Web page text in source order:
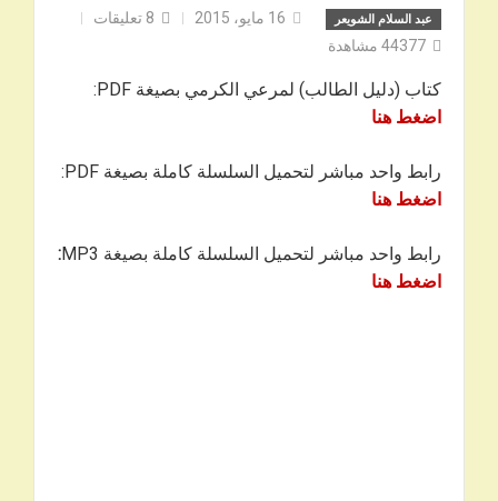
عبد السلام الشويعر 16 مايو، 2015 8 تعليقات
44377 مشاهدة
كتاب (دليل الطالب) لمرعي الكرمي بصيغة PDF:
اضغط هنا
رابط واحد مباشر لتحميل السلسلة كاملة بصيغة PDF:
اضغط هنا
رابط واحد مباشر لتحميل السلسلة كاملة بصيغة MP3
:
اضغط هنا